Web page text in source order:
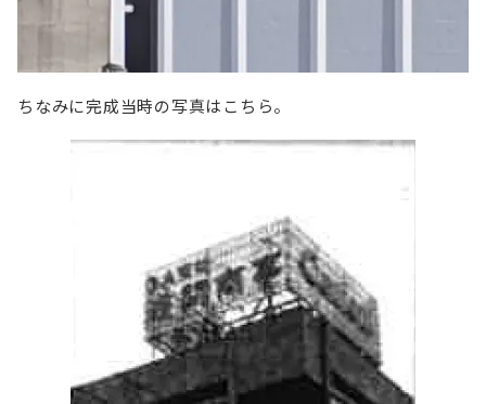
ちなみに完成当時の写真はこちら。